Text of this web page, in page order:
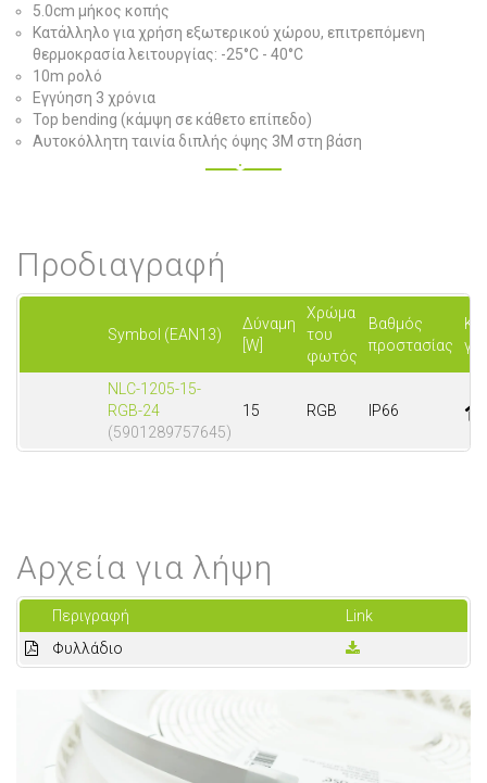
5.0cm μήκος κοπής
Κατάλληλο για χρήση εξωτερικού χώρου, επιτρεπόμενη
θερμοκρασία λειτουργίας: -25°C - 40°C
10m ρολό
Εγγύηση 3 χρόνια
Top bending (κάμψη σε κάθετο επίπεδο)
Αυτοκόλλητη ταινία διπλής όψης 3M στη βάση
Προδιαγραφή
Symbol (EAN13)
Δύναμη
[W]
Χρώμα
του
φωτός
Βαθμός
προστασίας
NLC-1205-15-
RGB-24
(5901289757645)
15 RGB IP66
Αρχεία για λήψη
Περιγραφή
Link
Φυλλάδιο